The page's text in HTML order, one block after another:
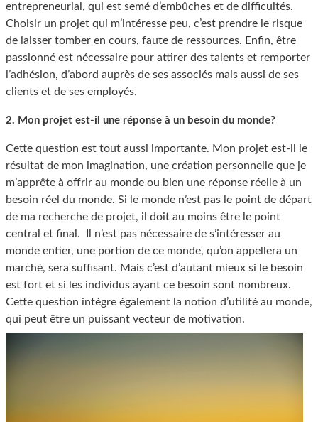
entrepreneurial, qui est semé d’embûches et de difficultés.
Choisir un projet qui m’intéresse peu, c’est prendre le risque
de laisser tomber en cours, faute de ressources. Enfin, être
passionné est nécessaire pour attirer des talents et remporter
l’adhésion, d’abord auprès de ses associés mais aussi de ses
clients et de ses employés.
2. Mon projet est-il une réponse à un besoin du monde?
Cette question est tout aussi importante. Mon projet est-il le
résultat de mon imagination, une création personnelle que je
m’apprête à offrir au monde ou bien une réponse réelle à un
besoin réel du monde. Si le monde n’est pas le point de départ
de ma recherche de projet, il doit au moins être le point
central et final. Il n’est pas nécessaire de s’intéresser au
monde entier, une portion de ce monde, qu’on appellera un
marché, sera suffisant. Mais c’est d’autant mieux si le besoin
est fort et si les individus ayant ce besoin sont nombreux.
Cette question intègre également la notion d’utilité au monde,
qui peut être un puissant vecteur de motivation.